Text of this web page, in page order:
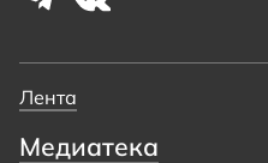
Лента
Медиатека